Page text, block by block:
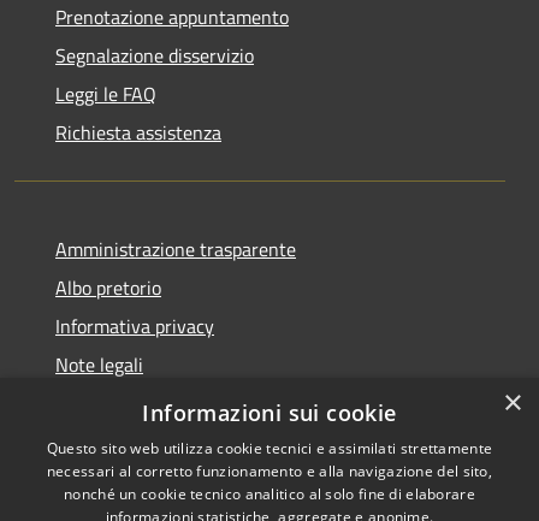
Prenotazione appuntamento
Segnalazione disservizio
Leggi le FAQ
Richiesta assistenza
Amministrazione trasparente
Albo pretorio
Informativa privacy
Note legali
Dichiarazione di accessibilità
×
Informazioni sui cookie
Questo sito web utilizza cookie tecnici e assimilati strettamente
necessari al corretto funzionamento e alla navigazione del sito,
nonché un cookie tecnico analitico al solo fine di elaborare
informazioni statistiche, aggregate e anonime.